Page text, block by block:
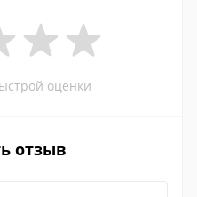
оценки
отзыв